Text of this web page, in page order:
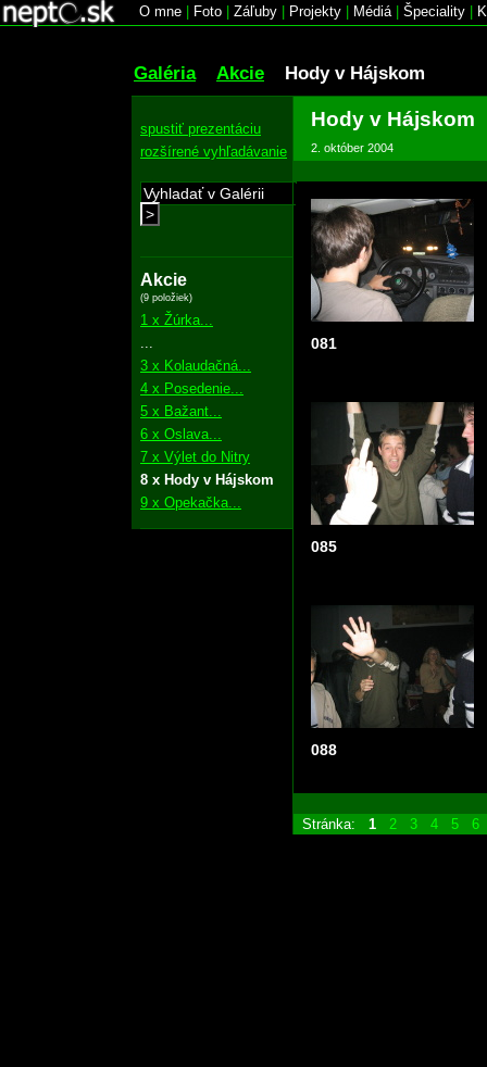
O mne Foto Záľuby Projekty Médiá| Špeciality
Galéria Akcie Hody v Hájskom
spustiť prezentáciu
rozšírené vyhľadávanie
>
Akcie
(9 položiek)
1 x Žúrka...
3 x Kolaudačná...
4 x Posedenie...
5 x Bažant...
6 x Oslava...
7 x Výlet do Nitry
8 x Hody v Hájskom
9 x Opekačka...
Hody v Hájskom
2. október 2004
081
085
088
Stránka: 1 2 3 4 5 6